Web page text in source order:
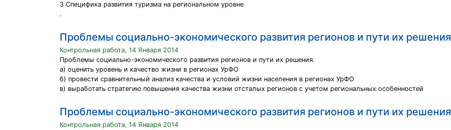
3 Специфика развития туризма на региональном уровне
.
Проблемы социально-экономического развития регионов и пути их решения
Контрольная работа, 14 Января 2014
Проблемы социально-экономического развития регионов и пути их решения.
а) оценить уровень и качество жизни в регионах УрФО
б) провести сравнительный анализ качества и условий жизни населения в регионах УрФО
в) выработать стратегию повышения качества жизни отсталых регионов с учетом региональных особенностей
Проблемы социально-экономического развития регионов и пути их решения
Контрольная работа, 14 Января 2014